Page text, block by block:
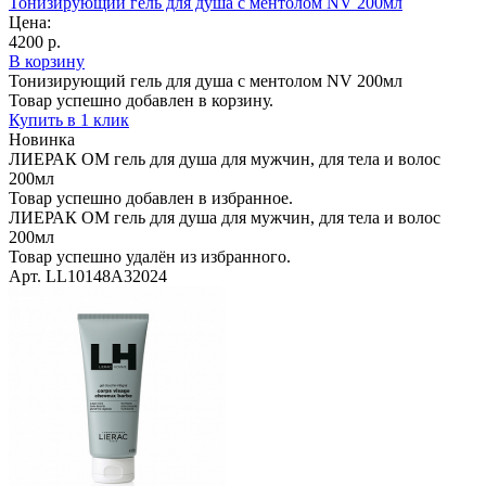
Цена:
4200 р.
В корзину
Тонизирующий гель для душа с ментолом NV 200мл
Товар успешно добавлен в корзину.
Купить в 1 клик
Новинка
ЛИЕРАК ОМ гель для душа для мужчин, для тела и волос
200мл
Товар успешно добавлен в избранное.
ЛИЕРАК ОМ гель для душа для мужчин, для тела и волос
200мл
Товар успешно удалён из избранного.
Арт. LL10148A32024